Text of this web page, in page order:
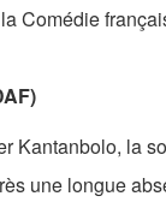
Comédie
Kantanbolo, la
une longue